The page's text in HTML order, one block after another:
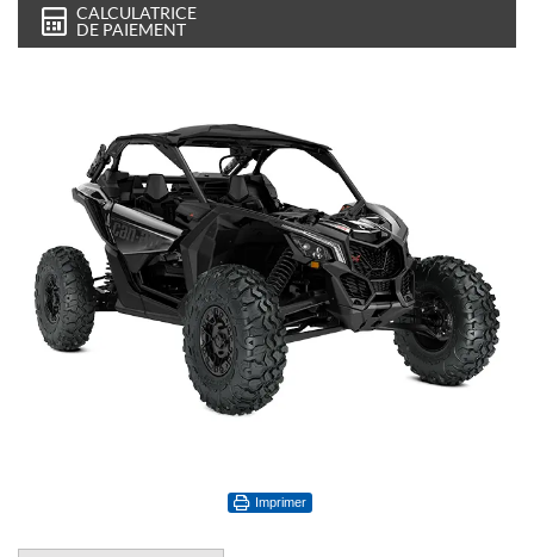
CALCULATRICE
DE PAIEMENT
Imprimer